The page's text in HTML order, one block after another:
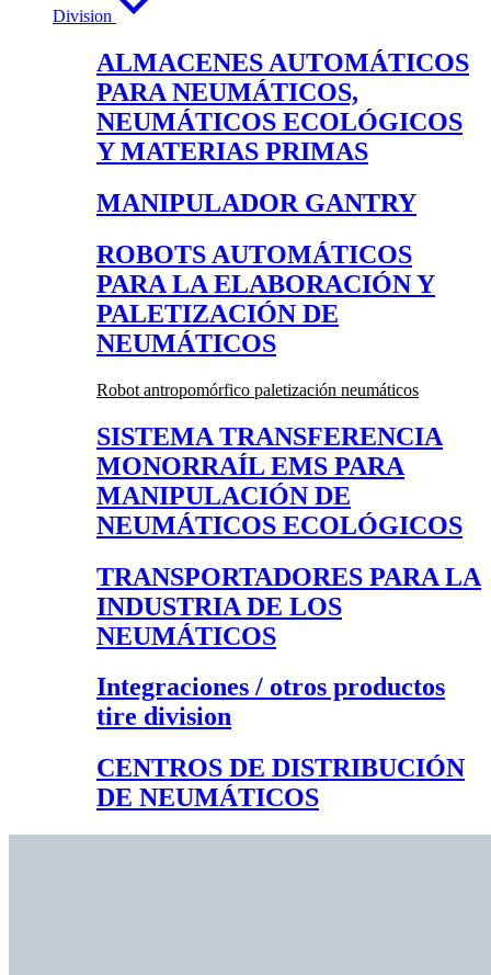
Division
ALMACENES AUTOMÁTICOS
PARA NEUMÁTICOS,
NEUMÁTICOS ECOLÓGICOS
Y MATERIAS PRIMAS
MANIPULADOR GANTRY
ROBOTS AUTOMÁTICOS
PARA LA ELABORACIÓN Y
PALETIZACIÓN DE
NEUMÁTICOS
Robot antropomórfico paletización neumáticos
SISTEMA TRANSFERENCIA
MONORRAÍL EMS PARA
MANIPULACIÓN DE
NEUMÁTICOS ECOLÓGICOS
TRANSPORTADORES PARA LA
INDUSTRIA DE LOS
NEUMÁTICOS
Integraciones / otros productos
tire division
CENTROS DE DISTRIBUCIÓN
DE NEUMÁTICOS